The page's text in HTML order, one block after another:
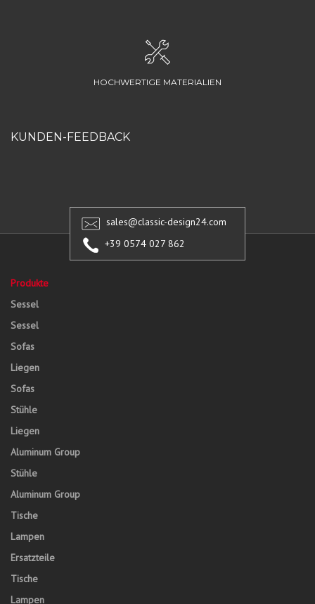
HOCHWERTIGE MATERIALIEN
KUNDEN-FEEDBACK
sales@classic-design24.com
+39 0574 027 862
Produkte
Sessel
Sessel
Sofas
Liegen
Sofas
Stühle
Liegen
Aluminum Group
Stühle
Aluminum Group
Tische
Lampen
Ersatzteile
Tische
Lampen